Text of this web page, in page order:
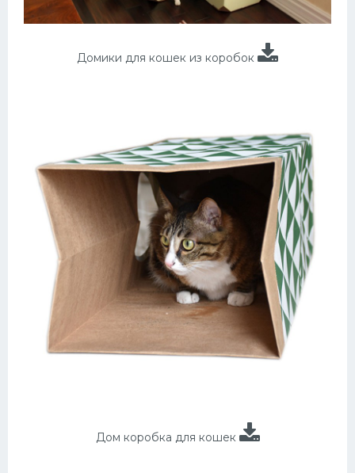
Домики для кошек из коробок
Дом коробка для кошек